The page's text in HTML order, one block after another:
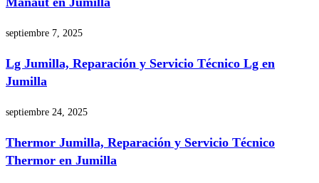
septiembre 7, 2025
Lg Jumilla, Reparación y Servicio Técnico Lg en
Jumilla
septiembre 24, 2025
Thermor Jumilla, Reparación y Servicio Técnico
Thermor en Jumilla